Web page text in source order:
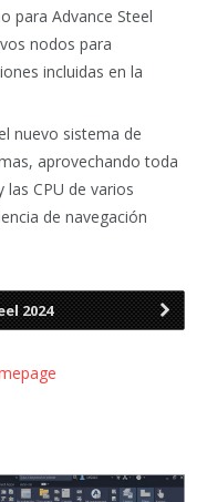
para Advance Steel
nodos para
incluidas en la
nuevo sistema de
aprovechando toda
las CPU de varios
de navegación
2024